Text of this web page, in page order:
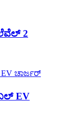
2
EV